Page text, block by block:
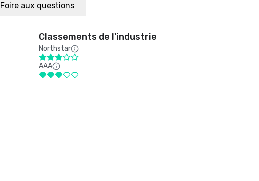
Foire aux questions
Classements de l'industrie
Northstar
AAA